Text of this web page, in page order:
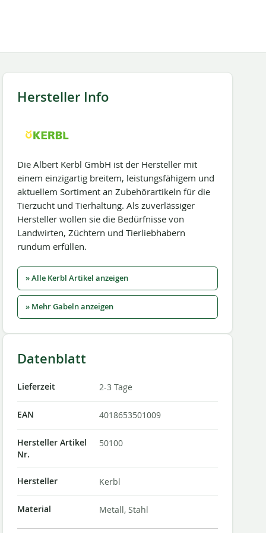
Hersteller Info
Die Albert Kerbl GmbH ist der Hersteller mit
einem einzigartig breitem, leistungsfähigem und
aktuellem Sortiment an Zubehörartikeln für die
Tierzucht und Tierhaltung. Als zuverlässiger
Hersteller wollen sie die Bedürfnisse von
Landwirten, Züchtern und Tierliebhabern
rundum erfüllen.
» Alle Kerbl Artikel anzeigen
» Mehr Gabeln anzeigen
Datenblatt
Lieferzeit 2-3 Tage
EAN 4018653501009
Hersteller Artikel
Nr.
50100
Hersteller Kerbl
Material Metall, Stahl